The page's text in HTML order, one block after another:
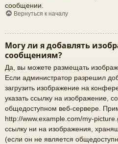
сообщении.
Вернуться к началу
Могу ли я добавлять
сообщениям?
Да, вы можете размещать
Если администратор разрешил
загрузить изображение на
указать ссылку на изображение,
общедоступном веб-сервере.
http://www.example.com/my-
ссылку ни на изображения,
(если он не является